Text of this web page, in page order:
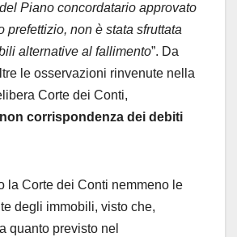
Piano concordatario approvato
prefettizio, non è stata sfruttata
alternative al fallimento”. Da
le osservazioni rinvenute nella
Corte dei Conti,
corrispondenza dei debiti
la Corte dei Conti nemmeno le
degli immobili, visto che,
quanto previsto nel